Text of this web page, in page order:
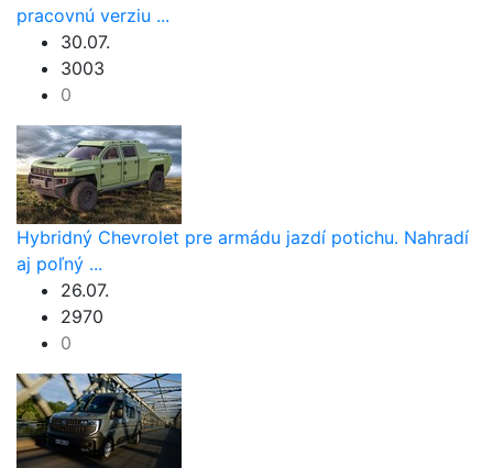
pracovnú verziu ...
30.07.
3003
0
Hybridný Chevrolet pre armádu jazdí potichu. Nahradí
aj poľný ...
26.07.
2970
0